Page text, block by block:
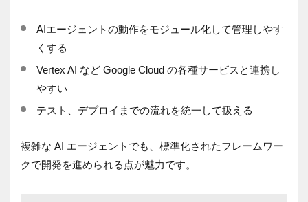
AIエージェントの動作をモジュール化して管理しやす
くする
Vertex AI など Google Cloud の各種サービスと連携し
やすい
テスト、デプロイまでの流れを統一して扱える
複雑な AI エージェントでも、標準化されたフレームワー
クで開発を進められる点が魅力です。